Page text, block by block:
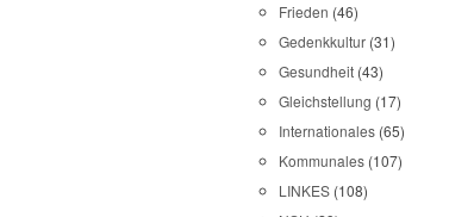
Frieden (46)
Gedenkkultur (31)
Gesundheit (43)
Gleichstellung (17)
Internationales (65)
Kommunales (107)
LINKES (108)